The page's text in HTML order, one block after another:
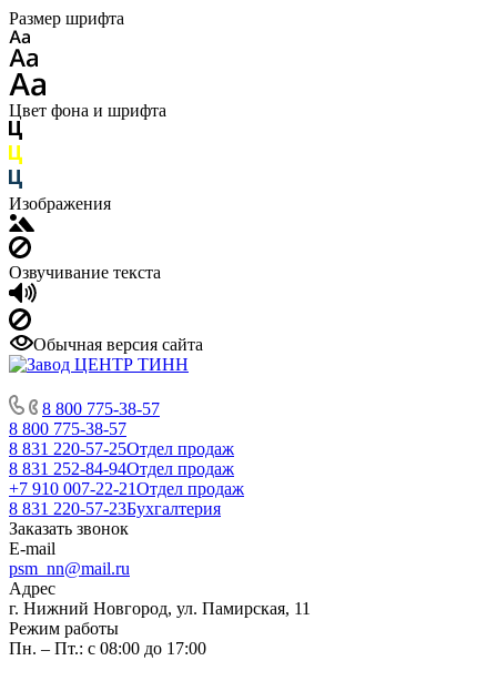
Размер шрифта
Цвет фона и шрифта
Изображения
Озвучивание текста
Обычная версия сайта
8 800 775-38-57
8 800 775-38-57
8 831 220-57-25Отдел продаж
8 831 252-84-94Отдел продаж
+7 910 007-22-21Отдел продаж
8 831 220-57-23Бухгалтерия
Заказать звонок
E-mail
psm_nn@mail.ru
Адрес
г. Нижний Новгород, ул. Памирская, 11
Режим работы
Пн. – Пт.: с 08:00 до 17:00